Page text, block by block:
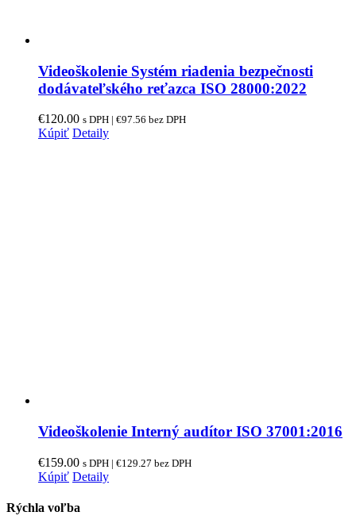
Videoškolenie Systém riadenia bezpečnosti
dodávateľského reťazca ISO 28000:2022
€120.00 s DPH | €97.56 bez DPH
Kúpiť Detaily
Videoškolenie Interný audítor ISO 37001:2016
€159.00 s DPH | €129.27 bez DPH
Kúpiť Detaily
Rýchla voľba